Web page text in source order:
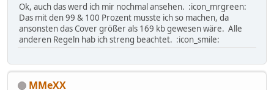
Ok, auch das werd ich mir nochmal ansehen. :icon_mrgreen:
Das mit den 99 & 100 Prozent musste ich so machen, da
ansonsten das Cover größer als 169 kb gewesen wäre. Alle
anderen Regeln hab ich streng beachtet. :icon_smile:
MMeXX